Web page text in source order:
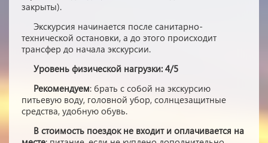
закрыты).
Экскурсия начинается после санитарно-
технической остановки, а до этого происходит
трансфер до начала экскурсии.
Уровень физической нагрузки: 4/5
Рекомендуем: брать с собой на экскурсию
питьевую воду, головной убор, солнцезащитные
средства, удобную обувь.
В стоимость поездок не входит и оплачивается на